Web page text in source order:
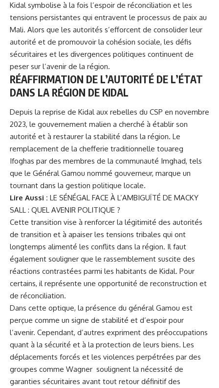
Kidal symbolise à la fois l’espoir de réconciliation et les
tensions persistantes qui entravent le processus de paix au
Mali. Alors que les autorités s’efforcent de consolider leur
autorité et de promouvoir la cohésion sociale, les défis
sécuritaires et les divergences politiques continuent de
peser sur l’avenir de la région.
RÉAFFIRMATION DE L’AUTORITÉ DE L’ÉTAT
DANS LA RÉGION DE KIDAL
Depuis la reprise de Kidal aux rebelles du CSP en novembre
2023, le gouvernement malien a cherché à établir son
autorité et à restaurer la stabilité dans la région. Le
remplacement de la chefferie traditionnelle touareg
Ifoghas par des membres de la communauté Imghad, tels
que le Général Gamou nommé gouverneur, marque un
tournant dans la gestion politique locale.
Lire Aussi : LE SÉNÉGAL FACE À L’AMBIGUÏTÉ DE MACKY
SALL : QUEL AVENIR POLITIQUE ?
Cette transition vise à renforcer la légitimité des autorités
de transition et à apaiser les tensions tribales qui ont
longtemps alimenté les conflits dans la région. Il faut
également souligner que le rassemblement suscite des
réactions contrastées parmi les habitants de Kidal. Pour
certains, il représente une opportunité de reconstruction et
de réconciliation.
Dans cette optique, la présence du général Gamou est
perçue comme un signe de stabilité et d’espoir pour
l’avenir. Cependant, d’autres expriment des préoccupations
quant à la sécurité et à la protection de leurs biens. Les
déplacements forcés et les violences perpétrées par des
groupes comme Wagner soulignent la nécessité de
garanties sécuritaires avant tout retour définitif des